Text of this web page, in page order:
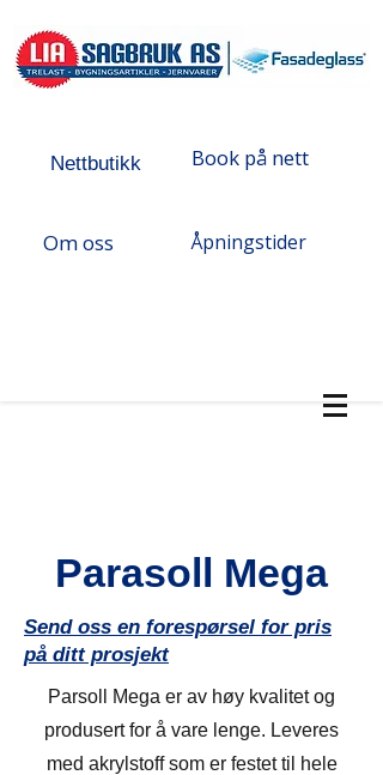
Nettbutikk Book på nett
Om oss Åpningstider
Parasoll Mega
Send oss en forespørsel for pris
på ditt prosjekt
Parsoll Mega er av høy kvalitet og
produsert for å vare lenge. Leveres
med akrylstoff som er festet til hele